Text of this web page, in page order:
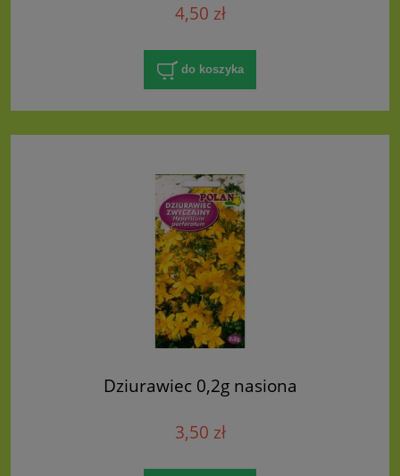
4,50 zł
do koszyka
Dziurawiec 0,2g nasiona
3,50 zł